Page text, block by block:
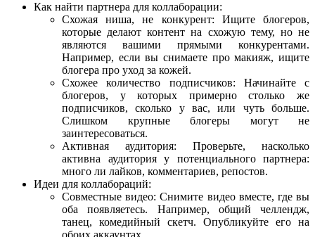
Как найти партнера для коллаборации:
Схожая ниша, не конкурент: Ищите блогеров,
которые делают контент на схожую тему, но не
являются вашими прямыми конкурентами.
Например, если вы снимаете про макияж, ищите
блогера про уход за кожей.
Схожее количество подписчиков: Начинайте с
блогеров, у которых примерно столько же
подписчиков, сколько у вас, или чуть больше.
Слишком крупные блогеры могут не
заинтересоваться.
Активная аудитория: Проверьте, насколько
активна аудитория у потенциального партнера:
много ли лайков, комментариев, репостов.
Идеи для коллабораций:
Совместные видео: Снимите видео вместе, где вы
оба появляетесь. Например, общий челлендж,
танец, комедийный скетч. Опубликуйте его на